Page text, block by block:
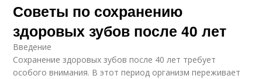
Советы по сохранению
здоровых зубов после 40 лет
Введение
Сохранение здоровых зубов после 40 лет требует
особого внимания. В этот период организм переживает